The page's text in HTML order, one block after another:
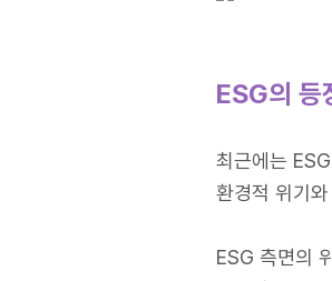
ESG의 등
최근에는
환경적 위기
ESG 측면의